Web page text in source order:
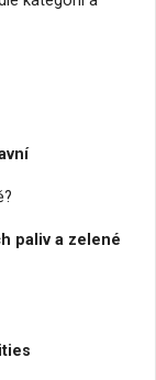
paliv a zelené